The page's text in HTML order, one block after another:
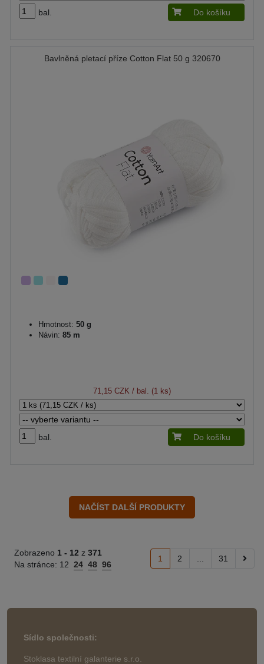
bal. Do košíku
Bavlněná pletací příze Cotton Flat 50 g 320670
Hmotnost: 50 g
Návin: 85 m
71,15 CZK / bal. (1 ks)
bal. Do košíku
Zobrazeno 1 - 12 z 371
Na stránce: 12 24 48 96
1 2 31
Sídlo společnosti:
Stoklasa textilní galanterie s.r.o.